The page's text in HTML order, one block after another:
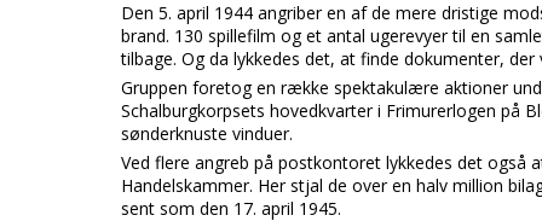
Den 5. april 1944 angriber en af de mere dristige
brand. 130 spillefilm og et antal ugerevyer til en
tilbage. Og da lykkedes det, at finde dokumenter,
Gruppen foretog en række spektakulære aktioner
Schalburgkorpsets hovedkvarter i Frimurerlogen på
sønderknuste vinduer.
Ved flere angreb på postkontoret lykkedes det også
Handelskammer. Her stjal de over en halv million
sent som den 17. april 1945.